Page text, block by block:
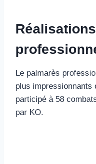
Réalisations
Le palmarès
plus impressionnants
participé à 58
par KO.